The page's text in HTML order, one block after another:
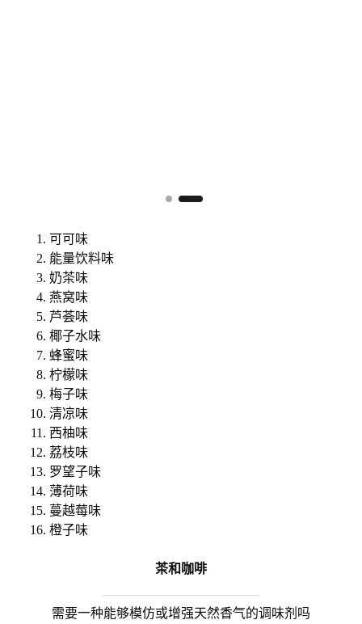
可可味
能量饮料味
奶茶味
燕窝味
芦荟味
椰子水味
蜂蜜味
柠檬味
梅子味
清凉味
西柚味
荔枝味
罗望子味
薄荷味
蔓越莓味
橙子味
茶和咖啡
需要一种能够模仿或增强天然香气的调味剂吗